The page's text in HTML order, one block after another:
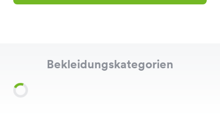
Bekleidungskategorien